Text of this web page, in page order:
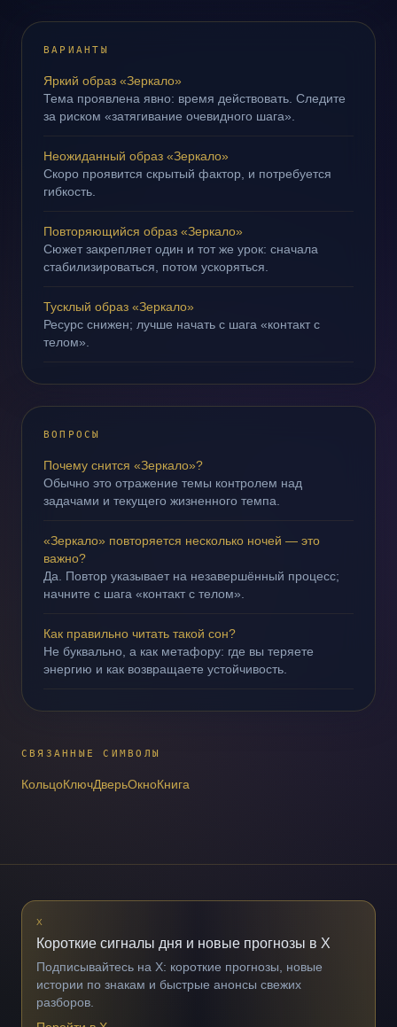
ВАРИАНТЫ
Яркий образ «Зеркало»
Тема проявлена явно: время действовать. Следите
за риском «затягивание очевидного шага».
Неожиданный образ «Зеркало»
Скоро проявится скрытый фактор, и потребуется
гибкость.
Повторяющийся образ «Зеркало»
Сюжет закрепляет один и тот же урок: сначала
стабилизироваться, потом ускоряться.
Тусклый образ «Зеркало»
Ресурс снижен; лучше начать с шага «контакт с
телом».
ВОПРОСЫ
Почему снится «Зеркало»?
Обычно это отражение темы контролем над
задачами и текущего жизненного темпа.
«Зеркало» повторяется несколько ночей — это
важно?
Да. Повтор указывает на незавершённый процесс;
начните с шага «контакт с телом».
Как правильно читать такой сон?
Не буквально, а как метафору: где вы теряете
энергию и как возвращаете устойчивость.
СВЯЗАННЫЕ СИМВОЛЫ
КольцоКлючДверьОкноКнига
X
Короткие сигналы дня и новые прогнозы в X
Подписывайтесь на X: короткие прогнозы, новые
истории по знакам и быстрые анонсы свежих
разборов.